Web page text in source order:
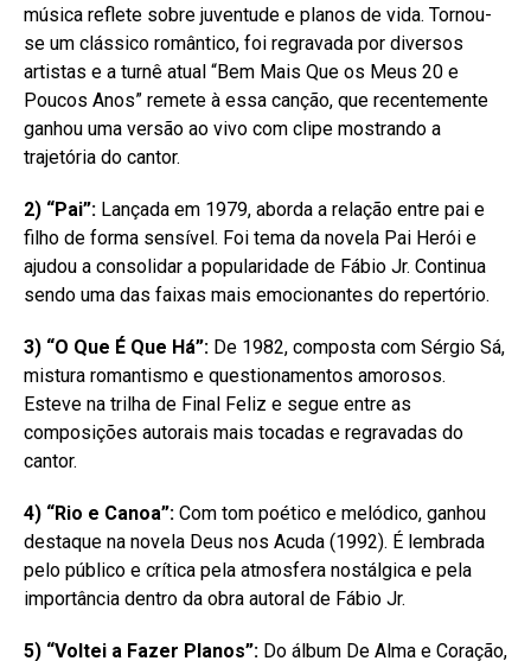
música reflete sobre juventude e planos de vida. Tornou-
se um clássico romântico, foi regravada por diversos
artistas e a turnê atual “Bem Mais Que os Meus 20 e
Poucos Anos” remete à essa canção, que recentemente
ganhou uma versão ao vivo com clipe mostrando a
trajetória do cantor.
2) “Pai”: Lançada em 1979, aborda a relação entre pai e
filho de forma sensível. Foi tema da novela Pai Herói e
ajudou a consolidar a popularidade de Fábio Jr. Continua
sendo uma das faixas mais emocionantes do repertório.
3) “O Que É Que Há”: De 1982, composta com Sérgio Sá,
mistura romantismo e questionamentos amorosos.
Esteve na trilha de Final Feliz e segue entre as
composições autorais mais tocadas e regravadas do
cantor.
4) “Rio e Canoa”: Com tom poético e melódico, ganhou
destaque na novela Deus nos Acuda (1992). É lembrada
pelo público e crítica pela atmosfera nostálgica e pela
importância dentro da obra autoral de Fábio Jr.
5) “Voltei a Fazer Planos”: Do álbum De Alma e Coração,